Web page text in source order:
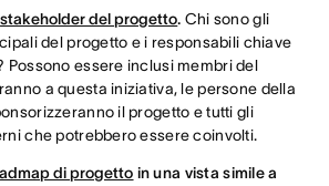
stakeholder del progetto. Chi sono gli
del progetto e i responsabili chiave
Possono essere inclusi membri del
a questa iniziativa, le persone della
il progetto e tutti gli
che potrebbero essere coinvolti.
di progetto in una vista simile a